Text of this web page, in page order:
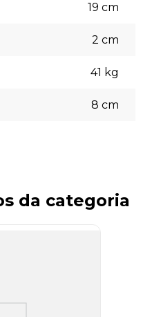
bancário. Você pode
adapte às suas
19 cm
2 cm
41 kg
8 cm
da categoria